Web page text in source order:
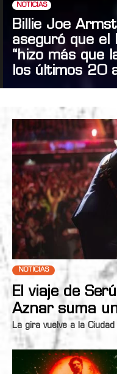
NOTICIAS
Billie Joe
aseguró que el
“hizo más que
los últimos 20
NOTICIAS
El viaje de
Aznar suma
La gira vuelve a la